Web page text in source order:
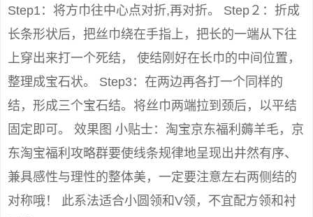
Step1：将方巾往中心点对折,再对折。 Step２：折成
长条形状后，把丝巾绕在手指上，把长的一端从下往
上穿出来打一个死结， 使结刚好在长巾的中间位置，
整理成宝石状。 Step3：在两边再各打一个同样的
结，形成三个宝石结。将丝巾两端拉到颈后，以平结
固定即可。 效果图 小贴士：淘宝京东福利薅羊毛，京
东淘宝福利攻略群要使线条规律地呈现出井然有序、
兼具感性与理性的整体美，一定要注意左右两侧结的
对称哦！ 此系法适合小圆领和V领，不宜配方领和衬